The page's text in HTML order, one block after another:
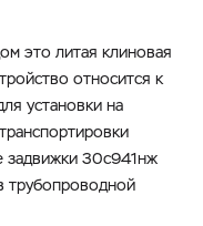
данных
это литая клиновая
относится к
установки на
транспортировки
задвижки 30с941нж
трубопроводной